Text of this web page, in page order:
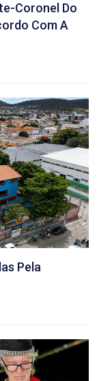
Coronel Do
Com A
Pela